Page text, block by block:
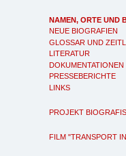
NAMEN, ORTE UND
NEUE BIOGRAFIEN
GLOSSAR UND
LITERATUR
DOKUMENTATIONEN
PRESSEBERICHTE
LINKS
PROJEKT
FILM "TRANSPORT